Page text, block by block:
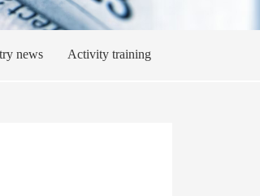
news Activity training